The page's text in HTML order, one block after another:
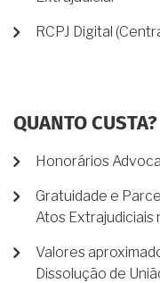
RCPJ Digital
QUANTO CUSTA?
Honorários
Gratuidade e
Atos Extrajudiciais
Valores
Dissolução de